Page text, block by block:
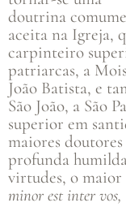
doutrina
aceita na Igreja,
carpinteiro
patriarcas, a
João Batista, e
São João, a São
superior em
maiores
profunda
virtudes, o maior
minor est inter